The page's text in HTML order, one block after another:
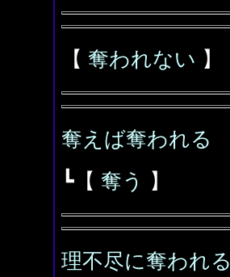
【 奪われない 】
奪えば奪われる
┗【 奪う 】
理不尽に奪われる